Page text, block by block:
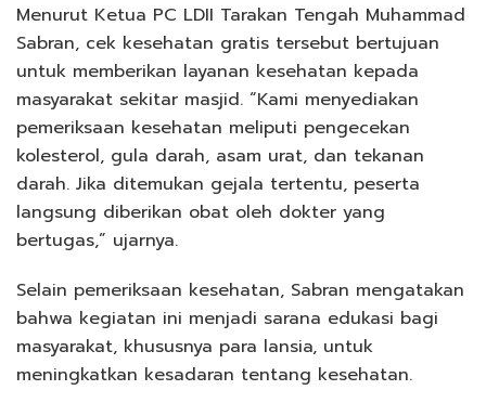
Menurut Ketua PC LDII Tarakan Tengah Muhammad
Sabran, cek kesehatan gratis tersebut bertujuan
untuk memberikan layanan kesehatan kepada
masyarakat sekitar masjid. “Kami menyediakan
pemeriksaan kesehatan meliputi pengecekan
kolesterol, gula darah, asam urat, dan tekanan
darah. Jika ditemukan gejala tertentu, peserta
langsung diberikan obat oleh dokter yang
bertugas,” ujarnya.
Selain pemeriksaan kesehatan, Sabran mengatakan
bahwa kegiatan ini menjadi sarana edukasi bagi
masyarakat, khususnya para lansia, untuk
meningkatkan kesadaran tentang kesehatan.